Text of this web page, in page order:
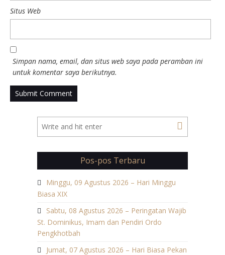
Situs Web
Simpan nama, email, dan situs web saya pada peramban ini
untuk komentar saya berikutnya.
Pos-pos Terbaru
Minggu, 09 Agustus 2026 – Hari Minggu
Biasa XIX
Sabtu, 08 Agustus 2026 – Peringatan Wajib
St. Dominikus, Imam dan Pendiri Ordo
Pengkhotbah
Jumat, 07 Agustus 2026 – Hari Biasa Pekan